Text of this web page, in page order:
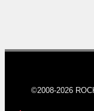
©2008-2026